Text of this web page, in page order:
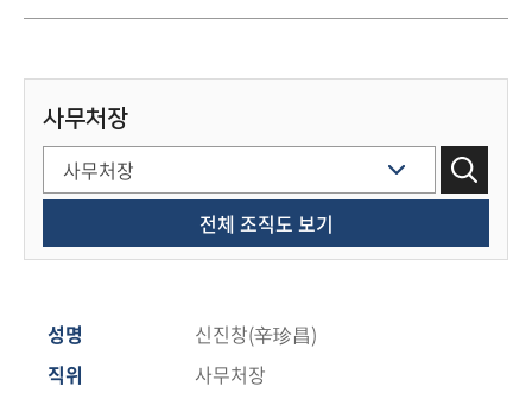
사무처장
전체 조직도 보기
성명
신진창(辛珍昌)
직위
사무처장